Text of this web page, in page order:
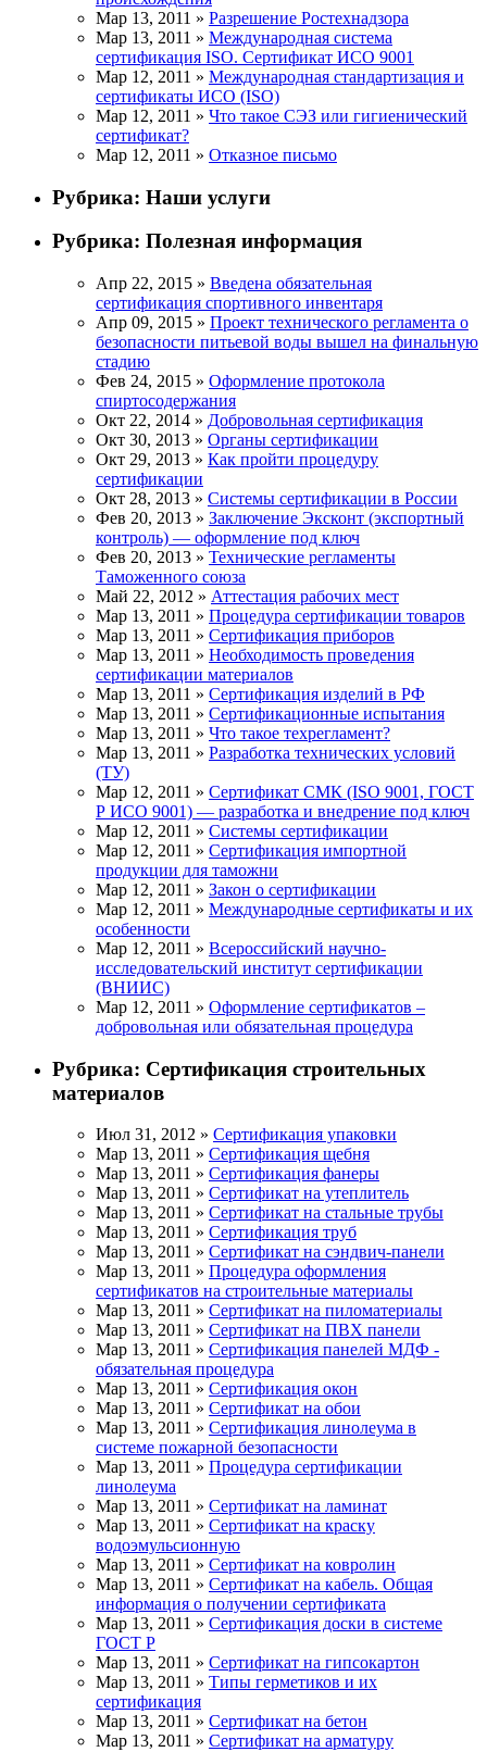
Мар 13, 2011 » Разрешение Ростехнадзора
Мар 13, 2011 » Международная система
сертификация ISO. Сертификат ИСО 9001
Мар 12, 2011 » Международная стандартизация и
сертификаты ИСО (ISO)
Мар 12, 2011 » Что такое СЭЗ или гигиенический
сертификат?
Мар 12, 2011 » Отказное письмо
Рубрика: Наши услуги
Рубрика: Полезная информация
Апр 22, 2015 » Введена обязательная
сертификация спортивного инвентаря
Апр 09, 2015 » Проект технического регламента о
безопасности питьевой воды вышел на финальную
стадию
Фев 24, 2015 » Оформление протокола
спиртосодержания
Окт 22, 2014 » Добровольная сертификация
Окт 30, 2013 » Органы сертификации
Окт 29, 2013 » Как пройти процедуру
сертификации
Окт 28, 2013 » Системы сертификации в России
Фев 20, 2013 » Заключение Эксконт (экспортный
контроль) — оформление под ключ
Фев 20, 2013 » Технические регламенты
Таможенного союза
Май 22, 2012 » Аттестация рабочих мест
Мар 13, 2011 » Процедура сертификации товаров
Мар 13, 2011 » Сертификация приборов
Мар 13, 2011 » Необходимость проведения
сертификации материалов
Мар 13, 2011 » Сертификация изделий в РФ
Мар 13, 2011 » Сертификационные испытания
Мар 13, 2011 » Что такое техрегламент?
Мар 13, 2011 » Разработка технических условий
(ТУ)
Мар 12, 2011 » Сертификат СМК (ISO 9001, ГОСТ
Р ИСО 9001) — разработка и внедрение под ключ
Мар 12, 2011 » Системы сертификации
Мар 12, 2011 » Сертификация импортной
продукции для таможни
Мар 12, 2011 » Закон о сертификации
Мар 12, 2011 » Международные сертификаты и их
особенности
Мар 12, 2011 » Всероссийский научно-
исследовательский институт сертификации
(ВНИИС)
Мар 12, 2011 » Оформление сертификатов –
добровольная или обязательная процедура
Рубрика: Сертификация строительных
материалов
Июл 31, 2012 » Сертификация упаковки
Мар 13, 2011 » Сертификация щебня
Мар 13, 2011 » Сертификация фанеры
Мар 13, 2011 » Сертификат на утеплитель
Мар 13, 2011 » Сертификат на стальные трубы
Мар 13, 2011 » Сертификация труб
Мар 13, 2011 » Сертификат на сэндвич-панели
Мар 13, 2011 » Процедура оформления
сертификатов на строительные материалы
Мар 13, 2011 » Сертификат на пиломатериалы
Мар 13, 2011 » Сертификат на ПВХ панели
Мар 13, 2011 » Сертификация панелей МДФ -
обязательная процедура
Мар 13, 2011 » Сертификация окон
Мар 13, 2011 » Сертификат на обои
Мар 13, 2011 » Сертификация линолеума в
системе пожарной безопасности
Мар 13, 2011 » Процедура сертификации
линолеума
Мар 13, 2011 » Сертификат на ламинат
Мар 13, 2011 » Сертификат на краску
водоэмульсионную
Мар 13, 2011 » Сертификат на ковролин
Мар 13, 2011 » Сертификат на кабель. Общая
информация о получении сертификата
Мар 13, 2011 » Сертификация доски в системе
ГОСТ Р
Мар 13, 2011 » Сертификат на гипсокартон
Мар 13, 2011 » Типы герметиков и их
сертификация
Мар 13, 2011 » Сертификат на бетон
Мар 13, 2011 » Сертификат на арматуру